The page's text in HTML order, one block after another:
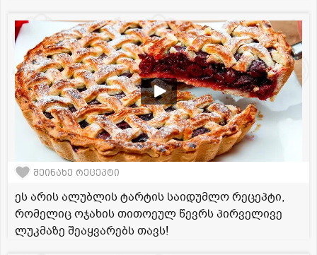
შეინახე რეცეპტი
ეს არის ალუბლის ტარტის საიდუმლო რეცეპტი,
რომელიც ოჯახის თითოეულ წევრს პირველივე
ლუკმაზე შეაყვარებს თავს!